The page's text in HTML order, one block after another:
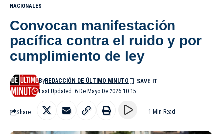
NACIONALES
Convocan manifestación
pacífica contra el ruido y por
cumplimiento de ley
Last Updated: 6 De Mayo De 2026 10:15
ByREDACCIÓN DE ÚLTIMO MINUTO
Share 1 Min Read